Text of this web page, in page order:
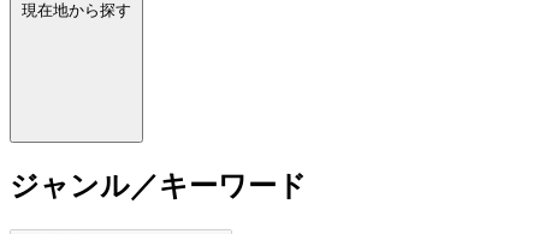
現在地から探す
ジャンル／キーワード